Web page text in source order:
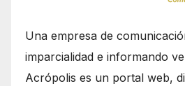
Una empresa de
imparcialidad e informando
Acrópolis es un portal web,